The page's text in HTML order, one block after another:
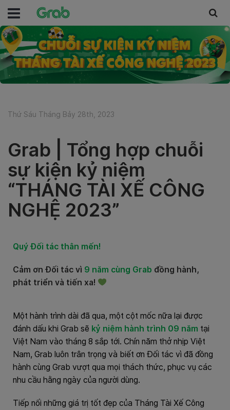
Thứ Sáu Tháng Bảy 28th, 2023
Grab | Tổng hợp chuỗi
sự kiện kỷ niệm
“THÁNG TÀI XẾ CÔNG
NGHỆ 2023”
Quý Đối tác thân mến!
Cảm ơn Đối tác vì 9 năm cùng Grab đồng hành,
phát triển và tiến xa!
Một hành trình dài đã qua, một cột mốc nữa lại được
đánh dấu khi Grab sẽ kỷ niệm hành trình 09 năm tại
Việt Nam vào tháng 8 sắp tới. Chín năm thở nhịp Việt
Nam, Grab luôn trân trọng và biết ơn Đối tác vì đã đồng
hành cùng Grab vượt qua mọi thách thức, phục vụ các
nhu cầu hằng ngày của người dùng.
Tiếp nối những giá trị tốt đẹp của Tháng Tài Xế Công